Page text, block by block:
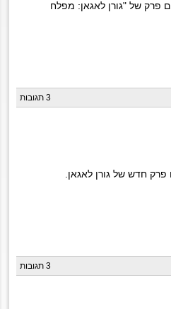
פרק של "גורן לאגאן: מפלח
3 תגובות
חדש של גורן לאגאן.
3 תגובות